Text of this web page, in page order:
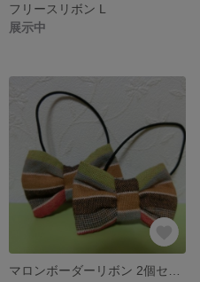
フリースリボン L
展示中